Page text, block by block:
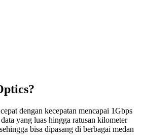
dengan kecepatan mencapai 1Gbps
yang luas hingga ratusan kilometer
bisa dipasang di berbagai medan